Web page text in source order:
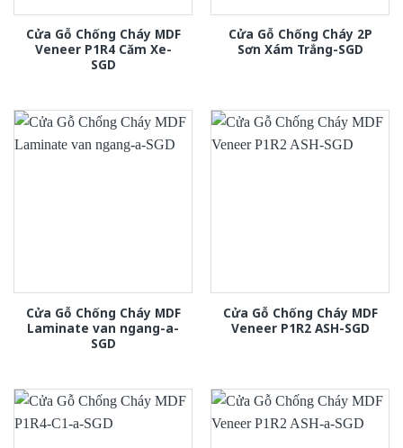
Cửa Gỗ Chống Cháy MDF
Veneer P1R4 Căm Xe-
SGD
Cửa Gỗ Chống Cháy 2P
Sơn Xám Trắng-SGD
Cửa Gỗ Chống Cháy MDF
Laminate van ngang-a-
SGD
Cửa Gỗ Chống Cháy MDF
Veneer P1R2 ASH-SGD